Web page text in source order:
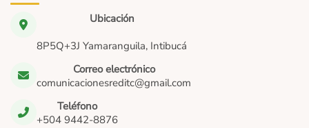
Ubicación
8P5Q+3J Yamaranguila, Intibucá
Correo electrónico
comunicacionesreditc@gmail.com
Teléfono
+504 9442-8876